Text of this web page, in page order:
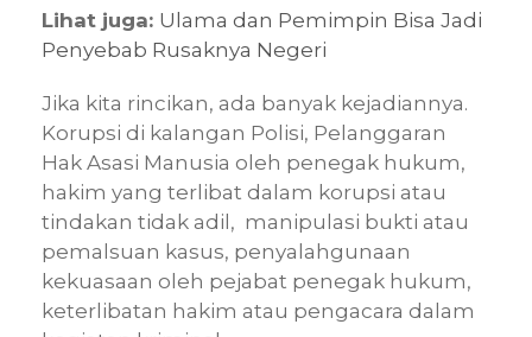
Lihat juga: Ulama dan Pemimpin Bisa Jadi
Penyebab Rusaknya Negeri
Jika kita rincikan, ada banyak kejadiannya.
Korupsi di kalangan Polisi, Pelanggaran
Hak Asasi Manusia oleh penegak hukum,
hakim yang terlibat dalam korupsi atau
tindakan tidak adil, manipulasi bukti atau
pemalsuan kasus, penyalahgunaan
kekuasaan oleh pejabat penegak hukum,
keterlibatan hakim atau pengacara dalam